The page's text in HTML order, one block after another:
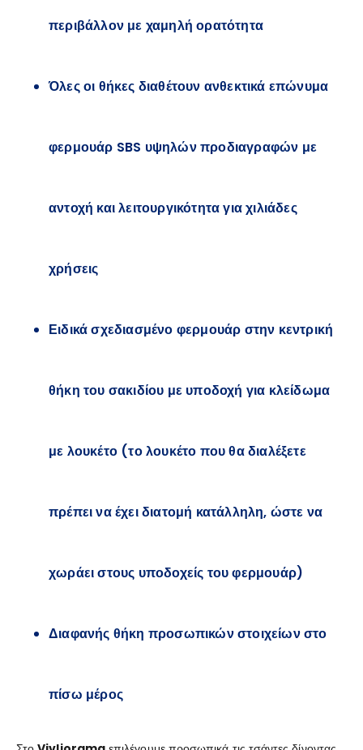
περιβάλλον με χαμηλή ορατότητα
Όλες οι θήκες διαθέτουν ανθεκτικά επώνυμα
φερμουάρ SBS υψηλών προδιαγραφών με
αντοχή και λειτουργικότητα για χιλιάδες
χρήσεις
Ειδικά σχεδιασμένο φερμουάρ στην κεντρική
θήκη του σακιδίου με υποδοχή για κλείδωμα
με λουκέτο (το λουκέτο που θα διαλέξετε
πρέπει να έχει διατομή κατάλληλη, ώστε να
χωράει στους υποδοχείς του φερμουάρ)
Διαφανής θήκη προσωπικών στοιχείων στο
πίσω μέρος